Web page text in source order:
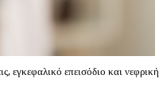
εγκεφαλικό επεισόδιο και νεφρική